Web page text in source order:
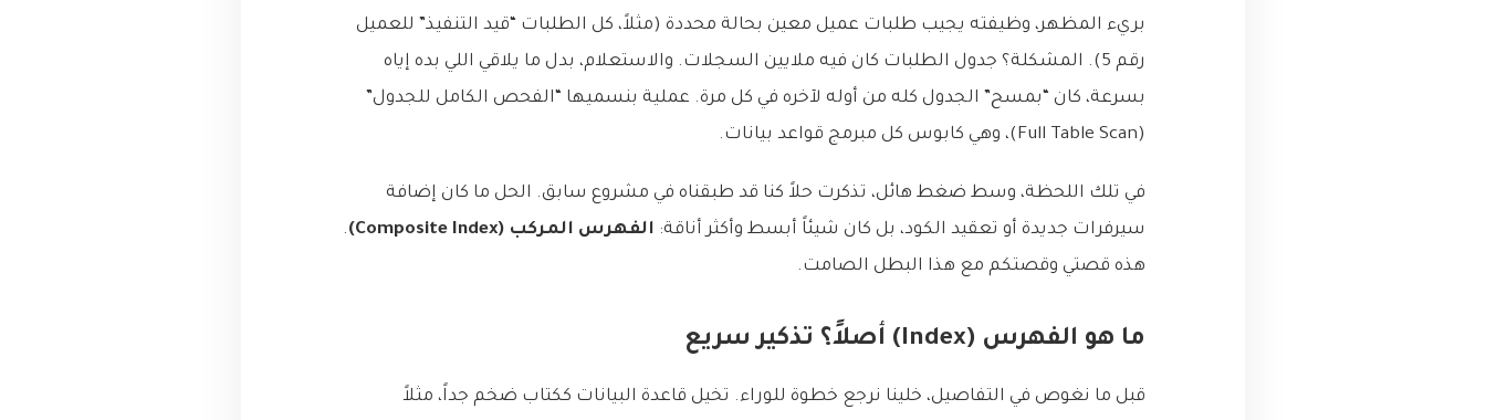
بريء المظهر، وظيفته يجيب طلبات عميل معين بحالة محددة (مثلاً، كل الطلبات “قيد التنفيذ” للعميل
رقم 5). المشكلة؟ جدول الطلبات كان فيه ملايين السجلات. والاستعلام، بدل ما يلاقي اللي بده إياه
بسرعة، كان “بمسح” الجدول كله من أوله لآخره في كل مرة. عملية بنسميها “الفحص الكامل للجدول”
(Full Table Scan)، وهي كابوس كل مبرمج قواعد بيانات.
في تلك اللحظة، وسط ضغط هائل، تذكرت حلاً كنا قد طبقناه في مشروع سابق. الحل ما كان إضافة
سيرفرات جديدة أو تعقيد الكود، بل كان شيئاً أبسط وأكثر أناقة: الفهرس المركب (Composite Index)
.
هذه قصتي وقصتكم مع هذا البطل الصامت.
ما هو الفهرس (Index) أصلاً؟ تذكير سريع
قبل ما نغوص في التفاصيل، خلينا نرجع خطوة للوراء. تخيل قاعدة البيانات ككتاب ضخم جداً، مثلاً